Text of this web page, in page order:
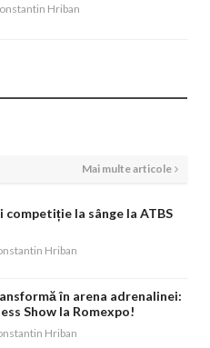
Hriban
Mai multe articole
la sânge la ATBS
Hriban
în arena adrenalinei:
Show la Romexpo!
Hriban